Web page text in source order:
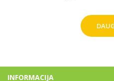
INFORMACIJA